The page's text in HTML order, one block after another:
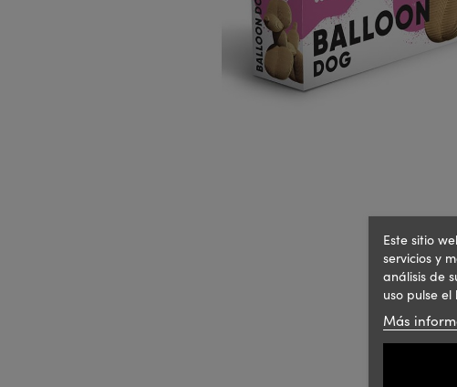
Este sitio
servicios y
análisis de
uso pulse
Más